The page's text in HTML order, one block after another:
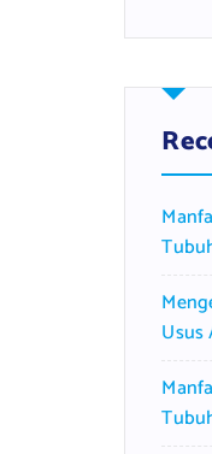
r
h
f
o
:
Usus